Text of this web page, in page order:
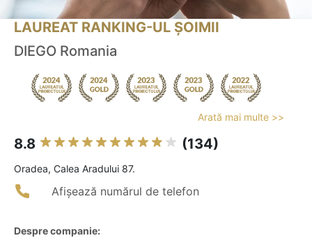
LAUREAT RANKING-UL ȘOIMII
DIEGO Romania
Arată mai multe >>
8.8 (134)
Oradea, Calea Aradului 87.
Afișează numărul de telefon
Despre companie: